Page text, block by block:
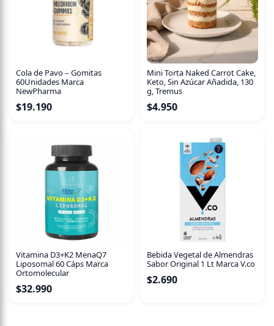
Cola de Pavo – Gomitas
60Unidades Marca
NewPharma
$19.190
Mini Torta Naked Carrot Cake,
Keto, Sin Azúcar Añadida, 130
g, Tremus
$4.950
Vitamina D3+K2 MenaQ7
Liposomal 60 Cáps Marca
Ortomolecular
$32.990
Bebida Vegetal de Almendras
Sabor Original 1 Lt Marca V.co
$2.690